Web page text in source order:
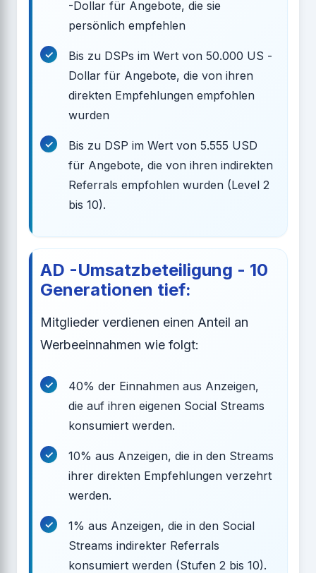
-Dollar für Angebote, die sie
persönlich empfehlen
Bis zu DSPs im Wert von 50.000 US -
Dollar für Angebote, die von ihren
direkten Empfehlungen empfohlen
wurden
Bis zu DSP im Wert von 5.555 USD
für Angebote, die von ihren indirekten
Referrals empfohlen wurden (Level 2
bis 10).
AD -Umsatzbeteiligung - 10
Generationen tief:
Mitglieder verdienen einen Anteil an
Werbeeinnahmen wie folgt:
40% der Einnahmen aus Anzeigen,
die auf ihren eigenen Social Streams
konsumiert werden.
10% aus Anzeigen, die in den Streams
ihrer direkten Empfehlungen verzehrt
werden.
1% aus Anzeigen, die in den Social
Streams indirekter Referrals
konsumiert werden (Stufen 2 bis 10).